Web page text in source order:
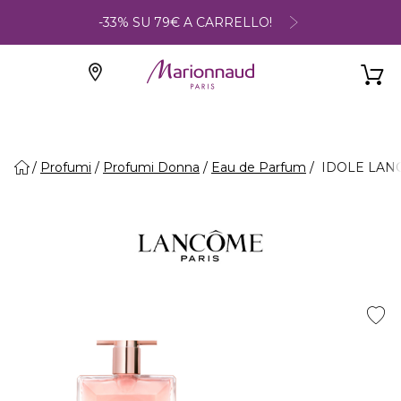
-33% SU 79€ A CARRELLO!
Profumi Profumi Donna Eau de Parfum IDOLE